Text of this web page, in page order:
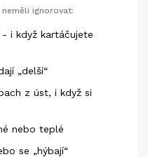
ignorovat:
i když kartáčujete
„delší“
z úst, i když si
nebo teplé
se „hýbají“